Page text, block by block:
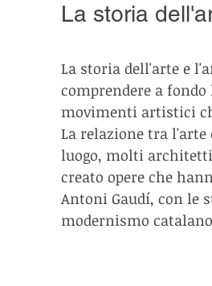
La storia
La storia dell'arte e
comprendere a
movimenti artistici
La relazione tra
luogo, molti
creato opere che
Antoni Gaudí, con le
modernismo